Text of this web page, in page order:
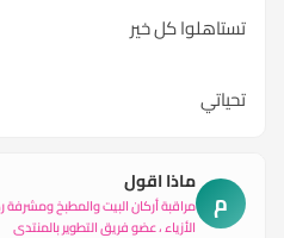
تستاهلوا كل خير
تحياتي
م
ماذا اقول
مراقبة أركان البيت والمطبخ ومشرفة
الأزياء ، عضو فريق التطوير بالمنتدى